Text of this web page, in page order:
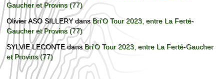
Gaucher et Provins (77)
Olivier ASO SILLERYdansBri’O Tour 2023, entre La Ferté-
Gaucher et Provins (77)
SYLVIE LECONTEdansBri’O Tour 2023, entre La Ferté-Gaucher
et Provins (77)